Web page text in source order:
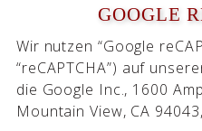
GOOGLE
Wir nutzen “Google
“reCAPTCHA”) auf
die Google Inc., 1600
Mountain View, CA